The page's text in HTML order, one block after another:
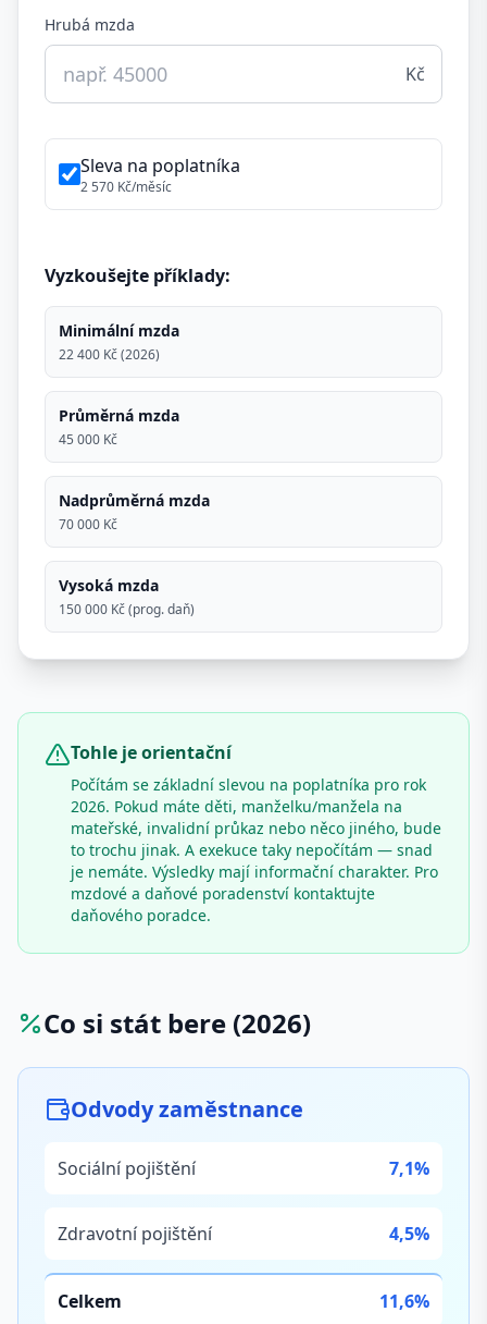
Hrubá mzda
Kč
Sleva na poplatníka
2 570 Kč/měsíc
Vyzkoušejte příklady:
Minimální mzda
22 400 Kč (2026)
Průměrná mzda
45 000 Kč
Nadprůměrná mzda
70 000 Kč
Vysoká mzda
150 000 Kč (prog. daň)
Tohle je orientační
Počítám se základní slevou na poplatníka pro rok
2026. Pokud máte děti, manželku/manžela na
mateřské, invalidní průkaz nebo něco jiného, bude
to trochu jinak. A exekuce taky nepočítám — snad
je nemáte. Výsledky mají informační charakter. Pro
mzdové a daňové poradenství kontaktujte
daňového poradce.
Co si stát bere (2026)
Odvody zaměstnance
Sociální pojištění 7,1%
Zdravotní pojištění 4,5%
Celkem 11,6%